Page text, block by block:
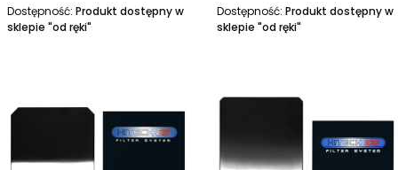
Dostępność: Produkt dostępny w
sklepie "od ręki"
Dostępność: Produkt dostępny w
sklepie "od ręki"